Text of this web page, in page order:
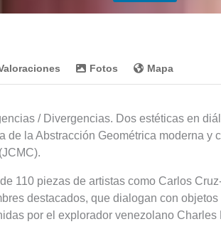
Fotos Mapa
/ Divergencias. Dos estéticas en
de la Abstracción Geométrica moderna
110 piezas de artistas como Carlos
destacados, que dialogan con
por el explorador venezolano